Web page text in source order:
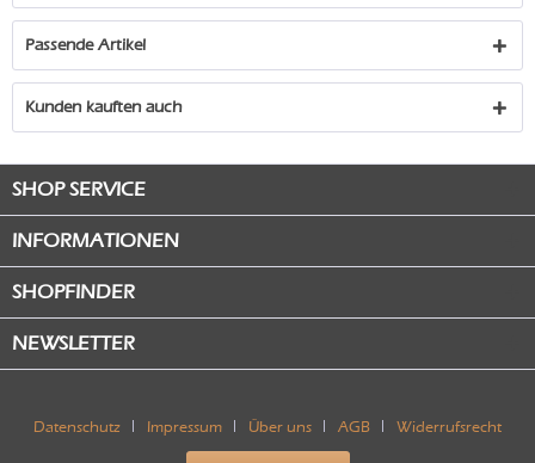
Passende Artikel
Kunden kauften auch
SHOP SERVICE
INFORMATIONEN
SHOPFINDER
NEWSLETTER
Datenschutz Impressum Über uns AGB Widerrufsrecht